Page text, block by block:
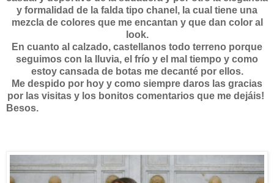
y formalidad de la falda tipo chanel, la cual tiene una
mezcla de colores que me encantan y que dan color al
look.
En cuanto al calzado, castellanos todo terreno porque
seguimos con la lluvia, el frío y el mal tiempo y como
estoy cansada de botas me decanté por ellos.
Me despido por hoy y como siempre daros las gracias
por las visitas y los bonitos comentarios que me dejáis!
Besos.